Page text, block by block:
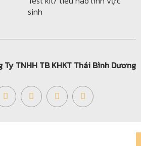
sinh
Ty TNHH TB KHKT Thái Bình Dương